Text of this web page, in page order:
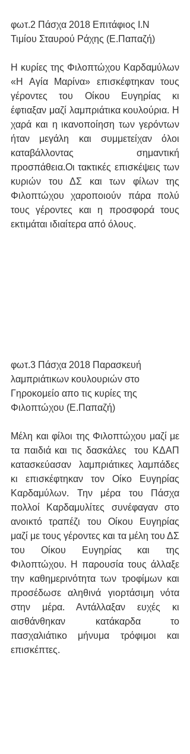
φωτ.2 Πάσχα 2018 Επιτάφιος Ι.Ν
Τιμίου Σταυρού Ράχης (Ε.Παπαζή)
Η κυρίες της Φιλοπτώχου Καρδαμύλων
«Η Αγία Μαρίνα» επισκέφτηκαν τους
γέροντες του Οίκου Ευγηρίας κι
έφτιαξαν μαζί λαμπριάτικα κουλούρια. Η
χαρά και η ικανοποίηση των γερόντων
ήταν μεγάλη και συμμετείχαν όλοι
καταβάλλοντας  σημαντική
προσπάθεια.Οι τακτικές επισκέψεις των
κυριών του ΔΣ και των φίλων της
Φιλοπτώχου χαροποιούν πάρα πολύ
τους γέροντες και η προσφορά τους
εκτιμάται ιδιαίτερα από όλους.
φωτ.3 Πάσχα 2018 Παρασκευή
λαμπριάτικων κουλουριών στο
Γηροκομείο απο τις κυρίες της
Φιλοπτώχου (Ε.Παπαζή)
Mέλη και φίλοι της Φιλοπτώχου μαζί με
τα παιδιά και τις δασκάλες  του ΚΔΑΠ
κατασκεύασαν  λαμπριάτικες λαμπάδες
κι επισκέφτηκαν τον Οίκο Ευγηρίας
Καρδαμύλων. Την μέρα του Πάσχα
πολλοί Καρδαμυλίτες συνέφαγαν στο
ανοικτό τραπέζι του Οίκου Ευγηρίας
μαζί με τους γέροντες και τα μέλη του ΔΣ
του Οίκου Ευγηρίας και της
Φιλοπτώχου. Η παρουσία τους άλλαξε
την καθημερινότητα των τροφίμων και
προσέδωσε αληθινά γιορτάσιμη νότα
στην μέρα. Αντάλλαξαν ευχές κι
αισθάνθηκαν κατάκαρδα το
πασχαλιάτικο μήνυμα τρόφιμοι και
επισκέπτες.